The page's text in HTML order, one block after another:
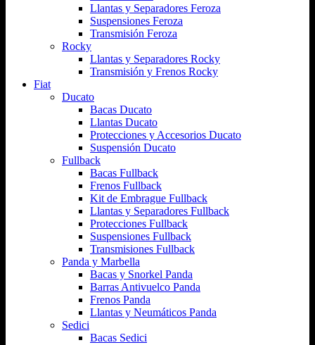
Llantas y Separadores Feroza
Suspensiones Feroza
Transmisión Feroza
Rocky
Llantas y Separadores Rocky
Transmisión y Frenos Rocky
Fiat
Ducato
Bacas Ducato
Llantas Ducato
Protecciones y Accesorios Ducato
Suspensión Ducato
Fullback
Bacas Fullback
Frenos Fullback
Kit de Embrague Fullback
Llantas y Separadores Fullback
Protecciones Fullback
Suspensiones Fullback
Transmisiones Fullback
Panda y Marbella
Bacas y Snorkel Panda
Barras Antivuelco Panda
Frenos Panda
Llantas y Neumáticos Panda
Sedici
Bacas Sedici